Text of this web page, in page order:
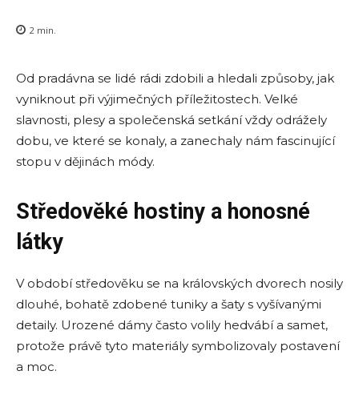
2 min.
Od pradávna se lidé rádi zdobili a hledali způsoby, jak
vyniknout při výjimečných příležitostech. Velké
slavnosti, plesy a společenská setkání vždy odrážely
dobu, ve které se konaly, a zanechaly nám fascinující
stopu v dějinách módy.
Středověké hostiny a honosné
látky
V období středověku se na královských dvorech nosily
dlouhé, bohatě zdobené tuniky a šaty s vyšívanými
detaily. Urozené dámy často volily hedvábí a samet,
protože právě tyto materiály symbolizovaly postavení
a moc.